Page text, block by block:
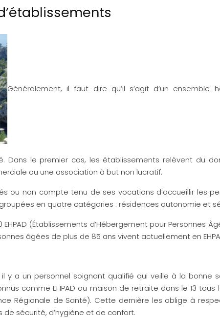
Généralement, il faut dire qu’il s’agit d’un
Dans le premier cas, les établissements relèvent du
ou une association à but non lucratif.
ou non compte tenu de ses vocations d’accueillir les
en quatre catégories : résidences autonomie et
EHPAD (Établissements d’Hébergement pour Personnes
âgées de plus de 85 ans vivent actuellement en
y a un personnel soignant qualifié qui veille à la bonne
comme EHPAD ou maison de retraite dans le 13
Régionale de Santé). Cette dernière les oblige à
sécurité, d’hygiène et de confort.